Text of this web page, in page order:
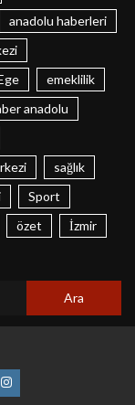
anadolu haberleri
emeklilik
anadolu
sağlık
Sport
özet
İzmir